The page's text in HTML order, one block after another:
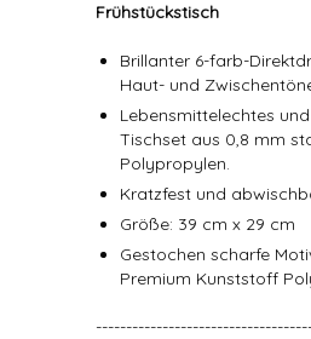
Frühstückstisch
Brillanter 6-farb-
Haut- und
Lebensmittelechtes
Tischset aus 0,8 mm
Polypropylen.
Kratzfest und
Größe: 39 cm x 29 cm
Gestochen scharfe
Premium Kunststoff